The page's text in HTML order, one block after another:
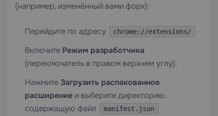
(например, изменённый вами форк):
Перейдите по адресу chrome://extensions/
Включите Режим разработчика
(переключатель в правом верхнем углу).
НажмитеЗагрузить распакованное
расширение и выберите директорию,
содержащую файл
manifest.json